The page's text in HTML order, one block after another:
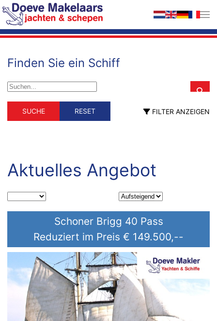
Zum Hauptinhalt springen
Finden Sie ein Schiff
Schiffstyp
Schiffstyp
Berufsschiff
Motoryacht
Segelyacht
Material Holz
Länge (m)
Baujahr (jjjj)
SUCHE RESET FILTER ANZEIGEN
Aktuelles Angebot
Schoner Brigg 40 Pass
Reduziert im Preis € 149.500,--